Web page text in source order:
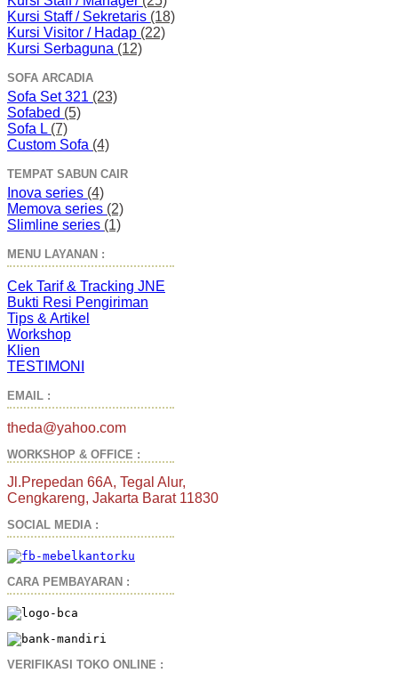
Kursi Staff / Sekretaris (18)
Kursi Visitor / Hadap (22)
Kursi Serbaguna (12)
SOFA ARCADIA
Sofa Set 321 (23)
Sofabed (5)
Sofa L (7)
Custom Sofa (4)
TEMPAT SABUN CAIR
Inova series (4)
Memova series (2)
Slimline series (1)
MENU LAYANAN :
Cek Tarif & Tracking JNE
Bukti Resi Pengiriman
Tips & Artikel
Workshop
Klien
TESTIMONI
EMAIL :
theda@yahoo.com
WORKSHOP & OFFICE :
Jl.Prepedan 66A, Tegal Alur,
Cengkareng, Jakarta Barat 11830
SOCIAL MEDIA :
CARA PEMBAYARAN :
VERIFIKASI TOKO ONLINE :